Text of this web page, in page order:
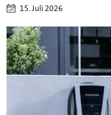
15. Juli 2026